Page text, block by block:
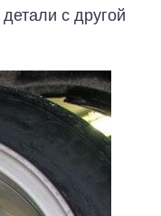
с другой